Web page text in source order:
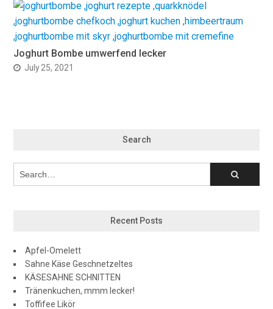
Joghurt Bombe umwerfend lecker
July 25, 2021
Search
Recent Posts
Apfel-Omelett
Sahne Käse Geschnetzeltes
KÄSESAHNE SCHNITTEN
Tränenkuchen, mmm lecker!
Toffifee Likör